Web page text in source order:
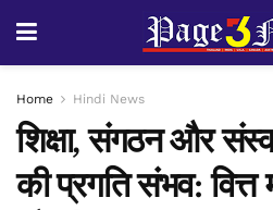
Home Hindi News
शिक्षा, संगठन और
की प्रगति संभव: वित्त